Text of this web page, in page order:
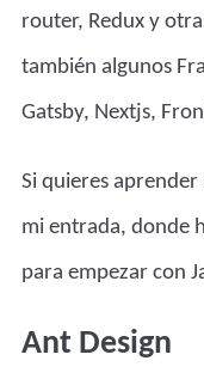
router, Redux y
también algunos
Gatsby, Nextjs,
Si quieres aprender
mi entrada, donde
para empezar con
Ant Design